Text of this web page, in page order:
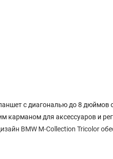
с диагональю до 8
карманом для аксессуаров и
BMW M-Collection Tricolor